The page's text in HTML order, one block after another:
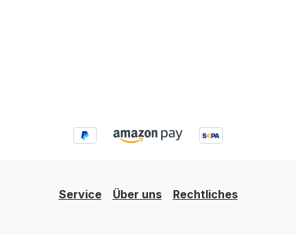
Service Über uns Rechtliches